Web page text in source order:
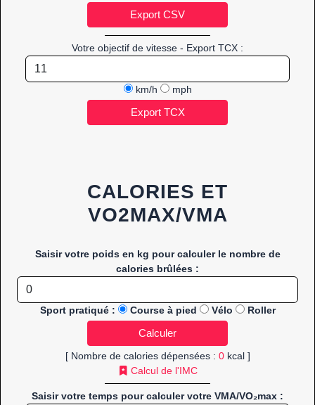
Votre objectif de vitesse - Export TCX :
km/h mph
CALORIES ET
VO2MAX/VMA
Saisir votre poids en kg pour calculer le nombre de
calories brûlées :
Sport pratiqué : Course à pied Vélo Roller
[ Nombre de calories dépensées : 0kcal ]
Calcul de l'IMC
Saisir votre temps pour calculer votre VMA/VO₂max :